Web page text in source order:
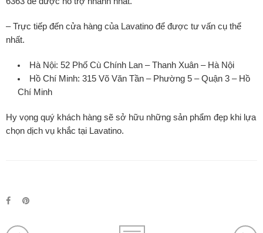
– Trực tiếp đến cửa hàng của Lavatino để được tư vấn cụ thể
nhất.
Hà Nội: 52 Phố Cù Chính Lan – Thanh Xuân – Hà Nội
Hồ Chí Minh: 315 Võ Văn Tần – Phường 5 – Quận 3 – Hồ
Chí Minh
Hy vọng quý khách hàng sẽ sở hữu những sản phẩm đẹp khi lựa
chọn dịch vụ khắc tại Lavatino.